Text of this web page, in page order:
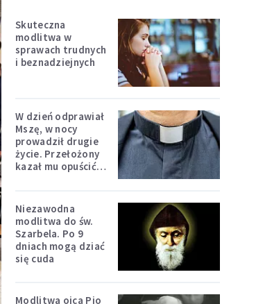
Skuteczna
modlitwa w
sprawach trudnych
i beznadziejnych
W dzień odprawiał
Mszę, w nocy
prowadził drugie
życie. Przełożony
kazał mu opuścić
Niezawodna
modlitwa do św.
Szarbela. Po 9
dniach mogą dziać
się cuda
Modlitwa ojca Pio